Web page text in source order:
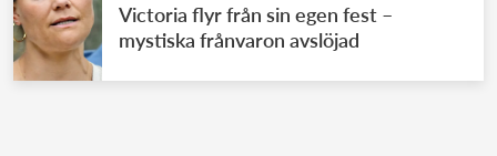
Victoria flyr från sin egen fest –
mystiska frånvaron avslöjad